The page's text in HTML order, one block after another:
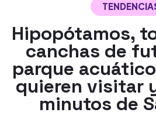
Hipopótamos,
canchas de
parque
quieren visitar
minutos de